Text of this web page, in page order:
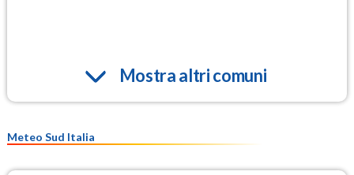
Mostra altri comuni
Meteo Sud Italia